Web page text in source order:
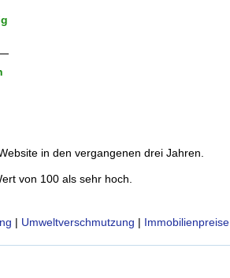
in den vergangenen drei Jahren.
von 100 als sehr hoch.
| Umweltverschmutzung | Immobilienpreise